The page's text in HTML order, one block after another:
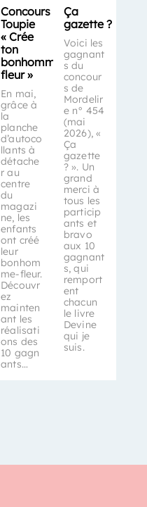
Concours
Toupie
« Crée
ton
bonhomme-
fleur »
En mai,
grâce à
la
planche
d’autoco
llants à
détache
r au
centre
du
magazi
ne, les
enfants
ont créé
leur
bonhom
me-fleur.
Découvr
ez
mainten
ant les
réalisati
ons des
10 gagn
ants…
Ça
gazette ?
Voici les
gagnant
s du
concour
s de
Mordelir
e n° 454
(mai
2026), «
Ça
gazette
? ». Un
grand
merci à
tous les
particip
ants et
bravo
aux 10
gagnant
s, qui
remport
ent
chacun
le livre
Devine
qui je
suis.